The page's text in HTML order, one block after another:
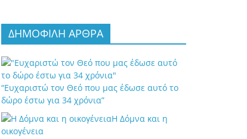
ΔΗΜΟΦΙΛΗ ΑΡΘΡΑ
“Ευχαριστώ τον Θεό που μας έδωσε αυτό το
δώρο έστω για 34 χρόνια”
Η Δόμνα και η
οικογένεια